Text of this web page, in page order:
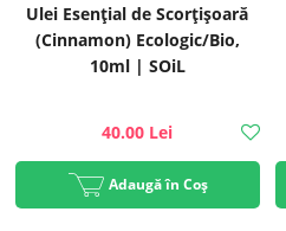
Ulei Esențial de Scorțișoară
(Cinnamon) Ecologic/Bio,
10ml | SOiL
40.00 Lei
Adaugă în Coș